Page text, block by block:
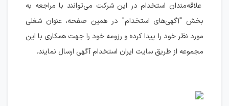
علاقه‌مندان استخدام در این شرکت می‌توانند با مراجعه به
بخش "آگهی‌های استخدام" در همین صفحه، عنوان شغلی
مورد نظر خود را پیدا کرده و رزومه خود را جهت همکاری با این
مجموعه از طریق سایت ایران استخدام آگهی ارسال نمایند.